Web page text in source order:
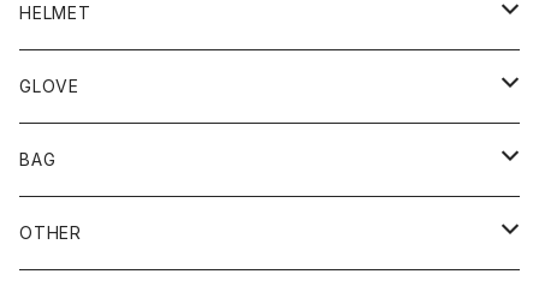
BLUCO
TOPS
BOTTOMS
UNCROWD
SHADE
TOPS
CYCLE ZOMBIES
TOPS
SCHOTT
HELMET
BUCO
SHOEI
DIN MARKET
GLOVE
MECHANIX WEAR
JRP
BAG
DEGNER
OTHER